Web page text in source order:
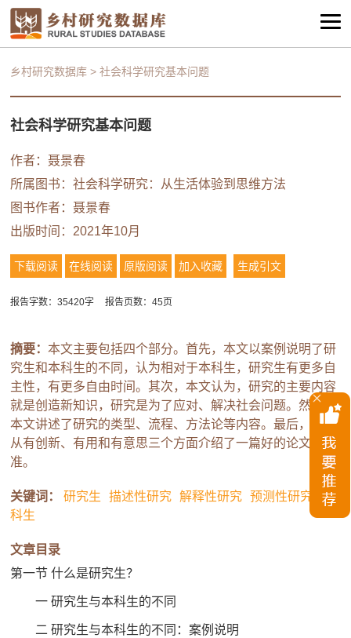
乡村研究数据库 >社会科学研究基本问题
社会科学研究基本问题
作者：聂景春
所属图书：社会科学研究：从生活体验到思维方法
图书作者：聂景春
出版时间：2021年10月
下载阅读 在线阅读 原版阅读 加入收藏 生成引文
报告字数：35420字 报告页数：45页
摘要：本文主要包括四个部分。首先，本文以案例说明了研
究生和本科生的不同，认为相对于本科生，研究生有更多自
主性，有更多自由时间。其次，本文认为，研究的主要内容
就是创造新知识，研究是为了应对、解决社会问题。然后，
本文讲述了研究的类型、流程、方法论等内容。最后，本文
从有创新、有用和有意思三个方面介绍了一篇好的论文的标
准。
关键词： 研究生 描述性研究 解释性研究 预测性研究
本
科生
文章目录
第一节 什么是研究生？
一 研究生与本科生的不同
二 研究生与本科生的不同：案例说明